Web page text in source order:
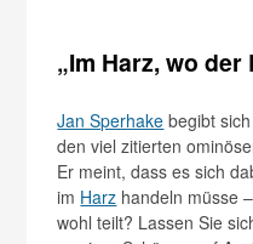
„Im Harz, wo
Jan Sperhake begibt
den viel zitierten
Er meint, dass es sich
im Harz handeln müsse
wohl teilt? Lassen Sie